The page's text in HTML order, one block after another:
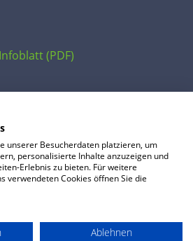
(PDF)
AGB Preise
unserer Besucherdaten platzieren, um
personalisierte Inhalte anzuzeigen und
Erlebnis zu bieten. Für weitere
verwendeten Cookies öffnen Sie die
Ablehnen